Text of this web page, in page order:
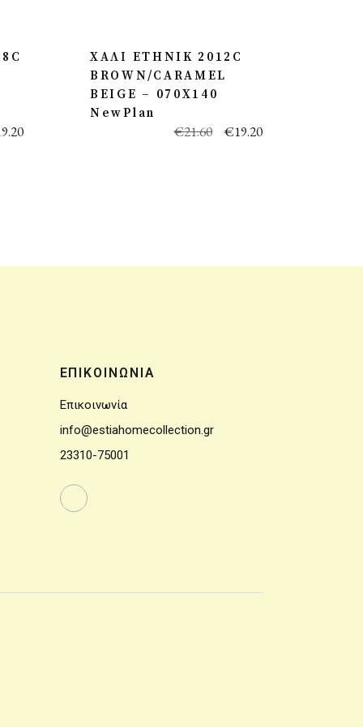
ΧΑΛΙ ETHNIK 2012C
BROWN/CARAMEL
BEIGE – 070X140
NewPlan
€21.60 €19.20
ΕΠΙΚΟΙΝΩΝΙΑ
Επικοινωνία
info@estiahomecollection.gr
23310-75001